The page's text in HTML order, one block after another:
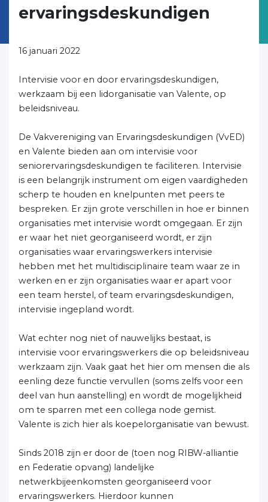
ervaringsdeskundigen
16 januari 2022
Intervisie voor en door ervaringsdeskundigen,
werkzaam bij een lidorganisatie van Valente, op
beleidsniveau.
De Vakvereniging van Ervaringsdeskundigen (VvED)
en Valente bieden aan om intervisie voor
seniorervaringsdeskundigen te faciliteren. Intervisie
is een belangrijk instrument om eigen vaardigheden
scherp te houden en knelpunten met peers te
bespreken. Er zijn grote verschillen in hoe er binnen
organisaties met intervisie wordt omgegaan. Er zijn
er waar het niet georganiseerd wordt, er zijn
organisaties waar ervaringswerkers intervisie
hebben met het multidisciplinaire team waar ze in
werken en er zijn organisaties waar er apart voor
een team herstel, of team ervaringsdeskundigen,
intervisie ingepland wordt.
Wat echter nog niet of nauwelijks bestaat, is
intervisie voor ervaringswerkers die op beleidsniveau
werkzaam zijn. Vaak gaat het hier om mensen die als
eenling deze functie vervullen (soms zelfs voor een
deel van hun aanstelling) en wordt de mogelijkheid
om te sparren met een collega node gemist.
Valente is zich hier als koepelorganisatie van bewust.
Sinds 2018 zijn er door de (toen nog RIBW-alliantie
en Federatie opvang) landelijke
netwerkbijeenkomsten georganiseerd voor
ervaringswerkers. Hierdoor kunnen